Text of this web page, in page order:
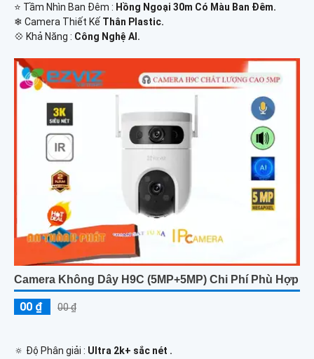
⭐ Tầm Nhìn Ban Đêm : Hồng Ngoại 30m Có Màu Ban Ðêm.
❄ Camera Thiết Kế Thân Plastic.
️💠 Khả Năng : Công Nghệ AI.
Camera Không Dây H9C (5MP+5MP) Chi Phí Phù Hợp
00 ₫ 00 ₫
🔅 Độ Phân giải : Ultra 2k+ sắc nét .